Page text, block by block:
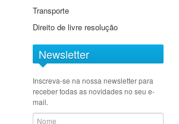
Transporte
Direito de livre resolução
Newsletter
Inscreva-se na nossa newsletter para
receber todas as novidades no seu e-
mail.